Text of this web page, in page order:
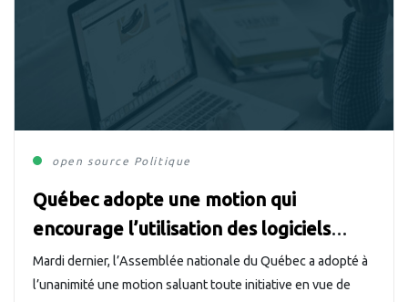
open source Politique
Québec adopte une motion qui
encourage l’utilisation des logiciels
libres
Mardi dernier, l’Assemblée nationale du Québec a adopté à
l’unanimité une motion saluant toute initiative en vue de